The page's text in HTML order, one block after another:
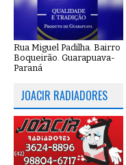
Rua Miguel Padilha. Bairro
Boqueirão. Guarapuava-
Paraná
JOACIR RADIADORES